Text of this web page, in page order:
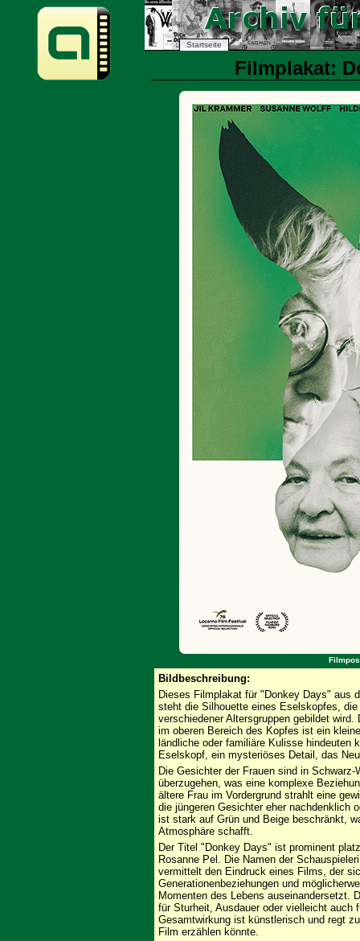
Startseite
Filmplakat:
Bildbeschreibung:
Dieses Filmplakat für "Donkey Days" aus
steht die Silhouette eines Eselskopfes,
verschiedener Altersgruppen gebildet
im oberen Bereich des Kopfes ist ein
ländliche oder familiäre Kulisse hindeuten
Eselskopf, ein mysteriöses Detail, das
Die Gesichter der Frauen sind in
überzugehen, was eine komplexe
ältere Frau im Vordergrund strahlt eine
die jüngeren Gesichter eher nachdenklich
ist stark auf Grün und Beige beschränkt,
Atmosphäre schafft.
Der Titel "Donkey Days" ist prominent
Rosanne Pel. Die Namen der
vermittelt den Eindruck eines Films, der
Generationenbeziehungen und
Momenten des Lebens auseinandersetzt.
für Sturheit, Ausdauer oder vielleicht auch
Gesamtwirkung ist künstlerisch und regt
Film erzählen könnte.